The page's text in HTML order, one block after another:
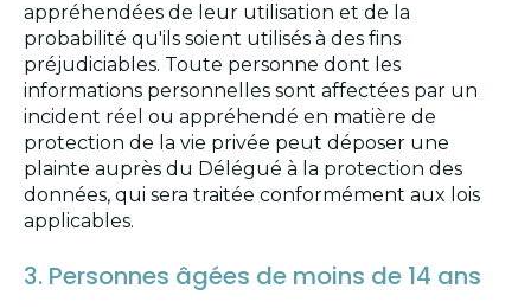
appréhendées de leur utilisation et de la
probabilité qu'ils soient utilisés à des fins
préjudiciables. Toute personne dont les
informations personnelles sont affectées par un
incident réel ou appréhendé en matière de
protection de la vie privée peut déposer une
plainte auprès du Délégué à la protection des
données, qui sera traitée conformément aux lois
applicables.
3. Personnes âgées de moins de 14 ans